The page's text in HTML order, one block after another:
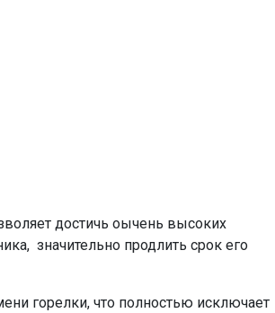
достичь оычень высоких
значительно продлить срок его
горелки, что полностью исключает